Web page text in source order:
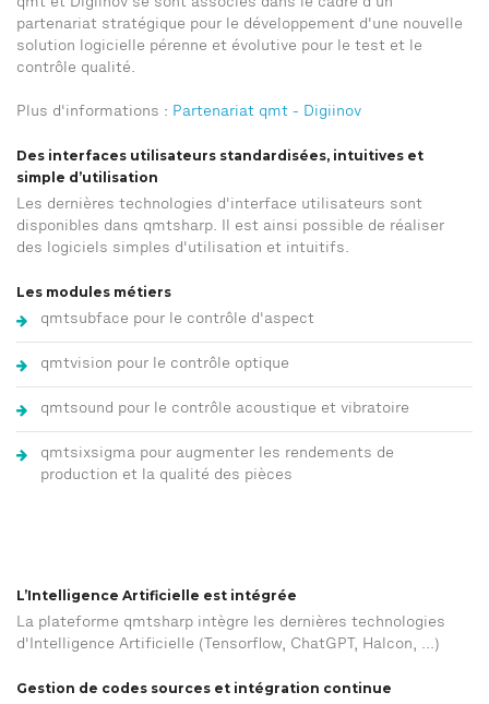
qmt et Digiinov se sont associés dans le cadre d’un
partenariat stratégique pour le développement d'une nouvelle
solution logicielle pérenne et évolutive pour le test et le
contrôle qualité.
Plus d'informations : Partenariat qmt - Digiinov
Des interfaces utilisateurs standardisées, intuitives et
simple d’utilisation
Les dernières technologies d'interface utilisateurs sont
disponibles dans qmtsharp. Il est ainsi possible de réaliser
des logiciels simples d'utilisation et intuitifs.
Les modules métiers
qmtsubface pour le contrôle d'aspect
qmtvision pour le contrôle optique
qmtsound pour le contrôle acoustique et vibratoire
qmtsixsigma pour augmenter les rendements de
production et la qualité des pièces
L’Intelligence Artificielle est intégrée
La plateforme qmtsharp intègre les dernières technologies
d'Intelligence Artificielle (Tensorflow, ChatGPT, Halcon, ...)
Gestion de codes sources et intégration continue